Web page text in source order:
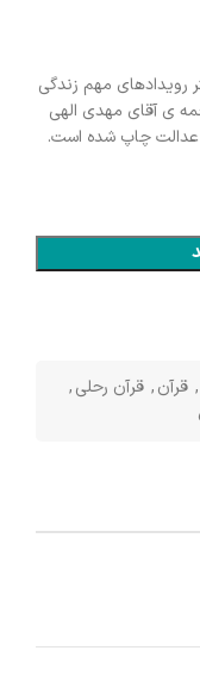
رویدادهای مهم زندگی
ی آقای مهدی الهی
, قرآن, قرآن رحلی,